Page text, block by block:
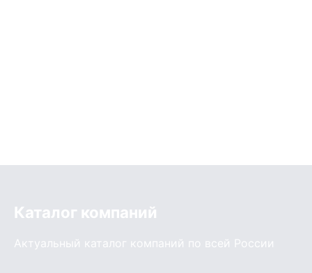
Каталог компаний
Актуальный каталог компаний по всей России